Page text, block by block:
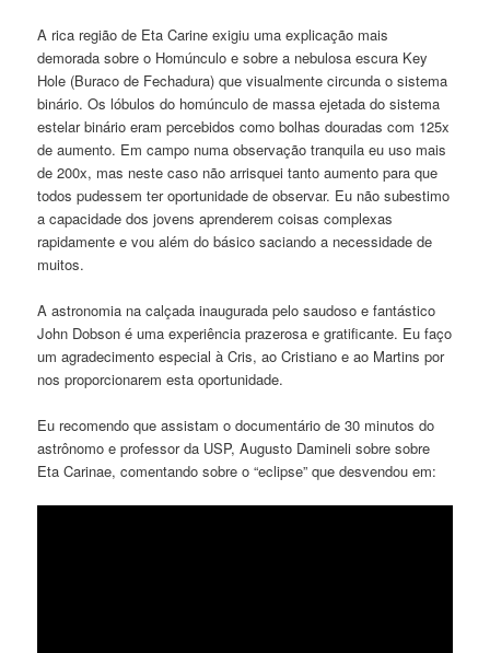
A rica região de Eta Carine exigiu uma explicação mais
demorada sobre o Homúnculo e sobre a nebulosa escura Key
Hole (Buraco de Fechadura) que visualmente circunda o sistema
binário. Os lóbulos do homúnculo de massa ejetada do sistema
estelar binário eram percebidos como bolhas douradas com 125x
de aumento. Em campo numa observação tranquila eu uso mais
de 200x, mas neste caso não arrisquei tanto aumento para que
todos pudessem ter oportunidade de observar. Eu não subestimo
a capacidade dos jovens aprenderem coisas complexas
rapidamente e vou além do básico saciando a necessidade de
muitos.
A astronomia na calçada inaugurada pelo saudoso e fantástico
John Dobson é uma experiência prazerosa e gratificante. Eu faço
um agradecimento especial à Cris, ao Cristiano e ao Martins por
nos proporcionarem esta oportunidade.
Eu recomendo que assistam o documentário de 30 minutos do
astrônomo e professor da USP, Augusto Damineli sobre sobre
Eta Carinae, comentando sobre o “eclipse” que desvendou em: